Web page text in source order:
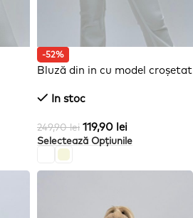
-52%
Bluză din in cu model croșetat
In stoc
249,90lei 119,90 lei
Selectează Opțiunile